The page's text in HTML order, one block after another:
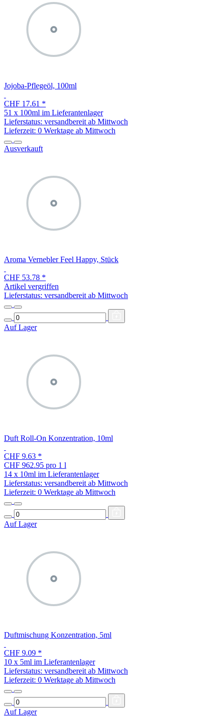
Jojoba-Pflegeöl, 100ml
CHF 17.61 *
51 x 100ml im Lieferantenlager
Lieferstatus: versandbereit ab Mittwoch
Lieferzeit: 0 Werktage ab Mittwoch
Ausverkauft
Aroma Vernebler Feel Happy, Stück
CHF 53.78 *
Artikel vergriffen
Lieferstatus: versandbereit ab Mittwoch
Auf Lager
Duft Roll-On Konzentration, 10ml
CHF 9.63 *
CHF 962.95 pro 1 l
14 x 10ml im Lieferantenlager
Lieferstatus: versandbereit ab Mittwoch
Lieferzeit: 0 Werktage ab Mittwoch
Auf Lager
Duftmischung Konzentration, 5ml
CHF 9.09 *
10 x 5ml im Lieferantenlager
Lieferstatus: versandbereit ab Mittwoch
Lieferzeit: 0 Werktage ab Mittwoch
Auf Lager